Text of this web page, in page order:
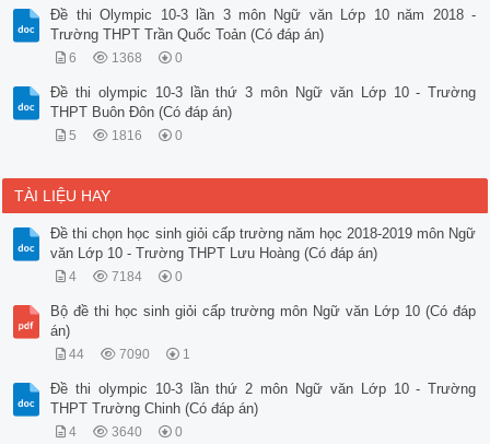
Đề thi Olympic 10-3 lần 3 môn Ngữ văn Lớp 10 năm 2018 -
Trường THPT Trần Quốc Toản (Có đáp án)
6 1368 0
Đề thi olympic 10-3 lần thứ 3 môn Ngữ văn Lớp 10 - Trường
THPT Buôn Đôn (Có đáp án)
5 1816 0
TÀI LIỆU HAY
Đề thi chọn học sinh giỏi cấp trường năm học 2018-2019 môn Ngữ
văn Lớp 10 - Trường THPT Lưu Hoàng (Có đáp án)
4 7184 0
Bộ đề thi học sinh giỏi cấp trường môn Ngữ văn Lớp 10 (Có đáp
án)
44 7090 1
Đề thi olympic 10-3 lần thứ 2 môn Ngữ văn Lớp 10 - Trường
THPT Trường Chinh (Có đáp án)
4 3640 0